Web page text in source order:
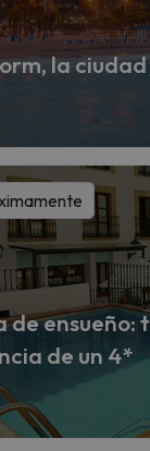
la
de
de un 4*